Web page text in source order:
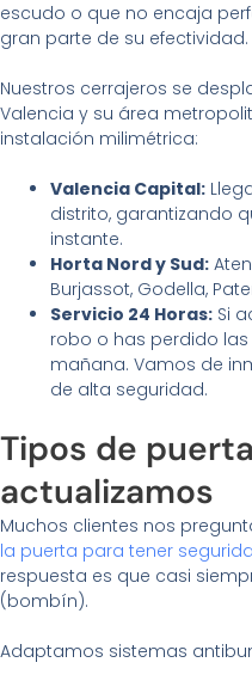
escudo o que no encaja
gran parte de su efectividad.
Nuestros cerrajeros se
Valencia y su área
instalación milimétrica:
Valencia Capital:
distrito, garantizando
instante.
Horta Nord y Sud:
Burjassot, Godella,
Servicio 24 Horas: Si
robo o has perdido las
mañana. Vamos de
de alta seguridad.
Tipos de
actualizamos
Muchos clientes nos
la puerta para tener
respuesta es que casi
(bombín).
Adaptamos sistemas